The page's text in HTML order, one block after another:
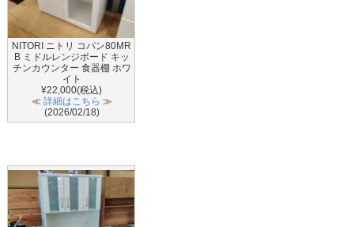
NITORI ニトリ コパン80MR
B ミドルレンジボード キッ
チンカウンター 食器棚 ホワ
イト
¥22,000(税込)
≪ 詳細はこちら ≫
(2026/02/18)